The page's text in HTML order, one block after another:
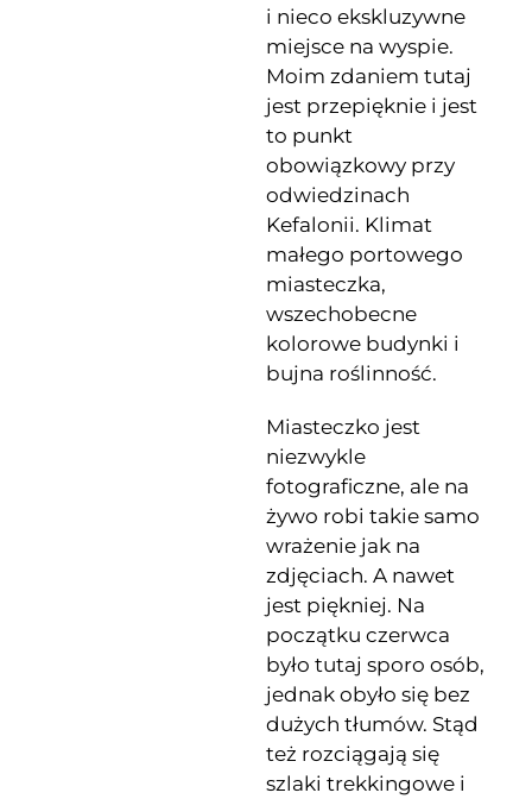
i nieco ekskluzywne
miejsce na wyspie.
Moim zdaniem tutaj
jest przepięknie i jest
to punkt
obowiązkowy przy
odwiedzinach
Kefalonii. Klimat
małego portowego
miasteczka,
wszechobecne
kolorowe budynki i
bujna roślinność.
Miasteczko jest
niezwykle
fotograficzne, ale na
żywo robi takie samo
wrażenie jak na
zdjęciach. A nawet
jest piękniej. Na
początku czerwca
było tutaj sporo osób,
jednak obyło się bez
dużych tłumów. Stąd
też rozciągają się
szlaki trekkingowe i